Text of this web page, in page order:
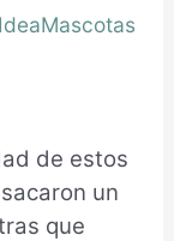
IdeaMascotas
de estos
un
que